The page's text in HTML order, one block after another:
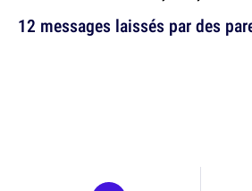
12 messages laissés par des